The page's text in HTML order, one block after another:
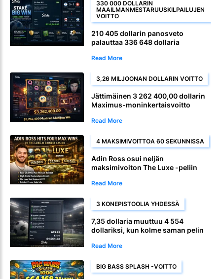
330 000 DOLLARIN
MAAILMANMESTARUUSKILPAILUJEN
VOITTO
210 405 dollarin panosveto
palauttaa 336 648 dollaria
Read More
3,26 MILJOONAN DOLLARIN VOITTO
Jättimäinen 3 262 400,00 dollarin
Maximus-moninkertaisvoitto
Read More
4 MAKSIMIVOITTOA 60 SEKUNNISSA
Adin Ross osui neljän
maksimivoiton The Luxe -peliin
Read More
3 KONEPISTOOLIA YHDESSÄ
7,35 dollaria muuttuu 4 554
dollariksi, kun kolme saman pelin
jättimäiselle vedolle
Read More
BIG BASS SPLASH -VOITTO